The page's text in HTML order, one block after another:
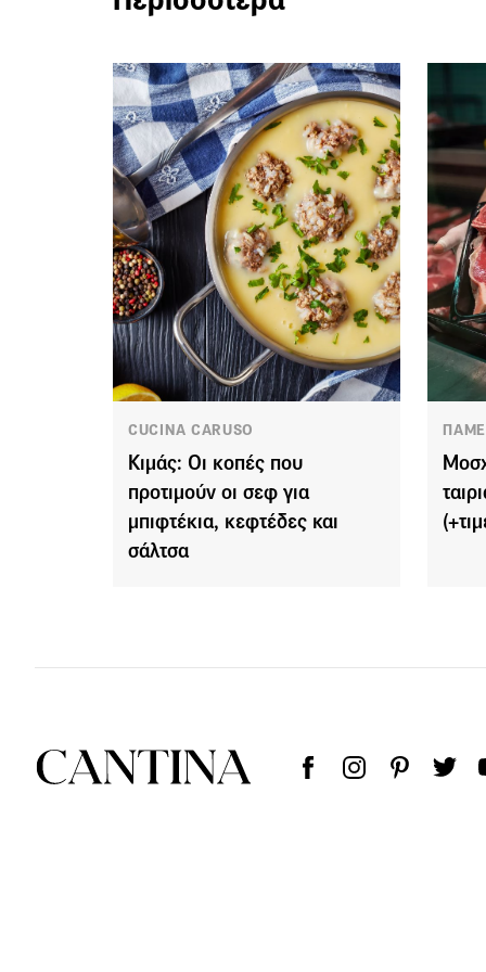
CUCINA CARUSO
Κιμάς: Οι κοπές που
προτιμούν οι σεφ για
μπιφτέκια, κεφτέδες και
σάλτσα
ΠΑΜΕ